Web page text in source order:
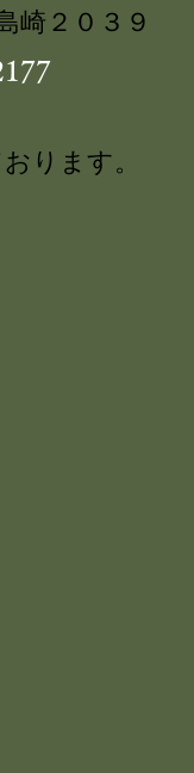
オウギ
崎２０３９
ります。